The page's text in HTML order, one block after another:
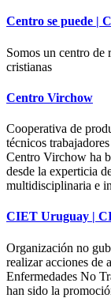
Centro se puede |
Somos un centro de
cristianas
Centro Virchow
Cooperativa de
técnicos
Centro Virchow ha
desde la experticia
multidisciplinaria e
CIET Uruguay |
Organización no
realizar acciones de
Enfermedades No
han sido la